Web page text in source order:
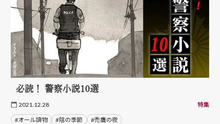
必読！ 警察小説10選
2021.12.28 特集
#オール讀物 #陰の季節 #禿鷹の夜